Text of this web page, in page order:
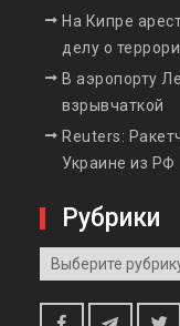
На Кипре
делу о
В аэропорту
взрывчаткой
Reuters:
Украине из РФ
Рубрики
Рубрики